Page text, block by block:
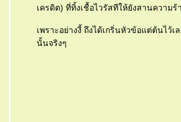
เครดิต) ที่ทิ้งเชื้อไวรัสทีให้ยังสานความ
เพราะอย่างงี้ ถึงได้เกริ่นหัวข้อแต่ต้นไ
นั้นจริงๆ